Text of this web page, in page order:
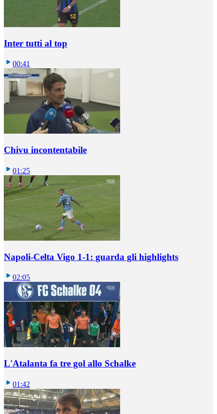
Inter tutti al top
00:41
Chivu incontentabile
01:25
Napoli-Celta Vigo 1-1: guarda gli highlights
02:05
L'Atalanta fa tre gol allo Schalke
01:42